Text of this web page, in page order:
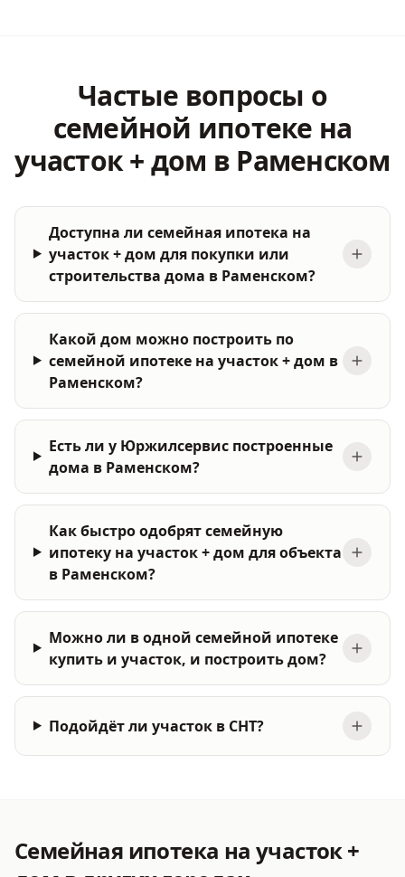
Частые вопросы о
семейной ипотеке на
участок + дом в Раменском
Доступна ли семейная ипотека на
участок + дом для покупки или
строительства дома в Раменском?
Какой дом можно построить по
семейной ипотеке на участок + дом в
Раменском?
Есть ли у Юржилсервис построенные
дома в Раменском?
Как быстро одобрят семейную
ипотеку на участок + дом для объекта
в Раменском?
Можно ли в одной семейной ипотеке
купить и участок, и построить дом?
Подойдёт ли участок в СНТ?
Семейная ипотека на участок +